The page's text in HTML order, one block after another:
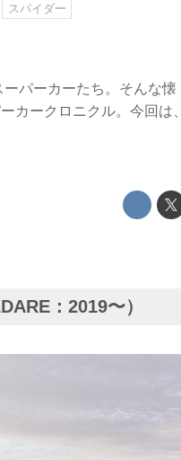
スパイダー
パーカーたち。そんな懐
カークロニクル。今回は、
：2019〜）